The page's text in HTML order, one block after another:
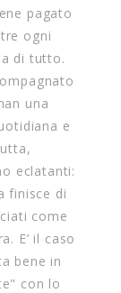
pagato
ogni
di tutto.
una
e
eclatanti:
finisce di
come
E’ il caso
bene in
con lo